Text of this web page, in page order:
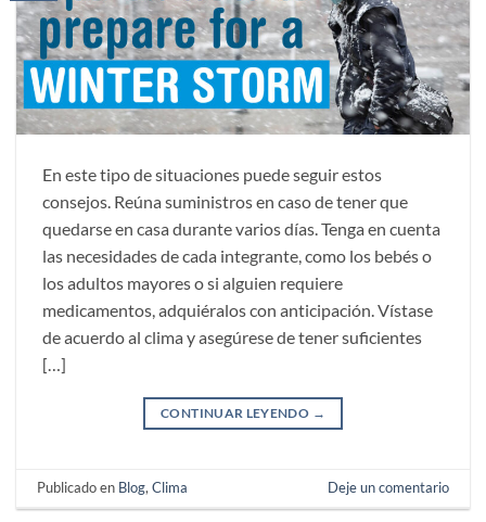
En este tipo de situaciones puede seguir estos
consejos. Reúna suministros en caso de tener que
quedarse en casa durante varios días. Tenga en cuenta
las necesidades de cada integrante, como los bebés o
los adultos mayores o si alguien requiere
medicamentos, adquiéralos con anticipación. Vístase
de acuerdo al clima y asegúrese de tener suficientes
[…]
CONTINUAR LEYENDO →
Publicado en Blog,Clima Deje un comentario